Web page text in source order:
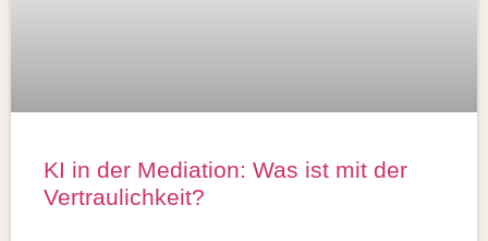
KI in der Mediation: Was ist mit der
Vertraulichkeit?